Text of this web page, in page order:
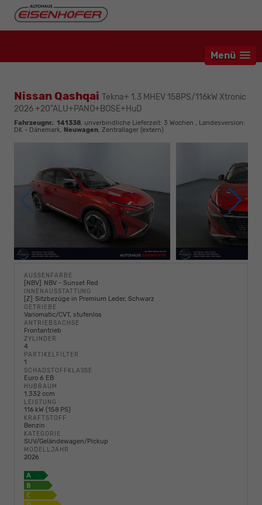
Menü
Nissan Qashqai Tekna+ 1.3 MHEV 158PS/116kW Xtronic
2026 +20"ALU+PANO+BOSE+HuD
Fahrzeugnr.: 141338, unverbindliche Lieferzeit: 3 Wochen , Landesversion:
DK - Dänemark, Neuwagen, Zentrallager (extern)
AUSSENFARBE
NBV NBV - Sunset Red
INNENAUSSTATTUNG
Z Sitzbezüge in Premium Leder, Schwarz
GETRIEBE
Variomatic/CVT, stufenlos
ANTRIEBSACHSE
Frontantrieb
ZYLINDER
4
PARTIKELFILTER
1
SCHADSTOFFKLASSE
Euro 6 EB
HUBRAUM
1.332 ccm
LEISTUNG
116 kW (158 PS)
KRAFTSTOFF
Benzin
KATEGORIE
SUV/Geländewagen/Pickup
MODELLJAHR
2026